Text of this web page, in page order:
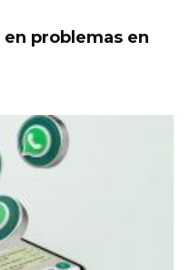
problemas en